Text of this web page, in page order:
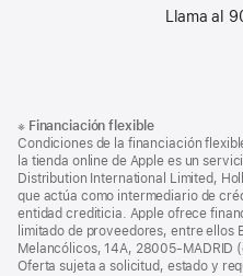
Llama al
a
pie
de
página
al
pie
※ Financiación flexible
Condiciones de la financiación
la tienda online de Apple es un
Distribution International Limited,
que actúa como intermediario de
entidad crediticia. Apple ofrece
limitado de proveedores, entre ellos
Melancólicos, 14A, 28005-MADRID
Oferta sujeta a solicitud, estado y